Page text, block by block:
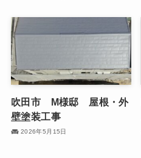
吹田市 M様邸 屋根・外
壁塗装工事
2026年5月15日